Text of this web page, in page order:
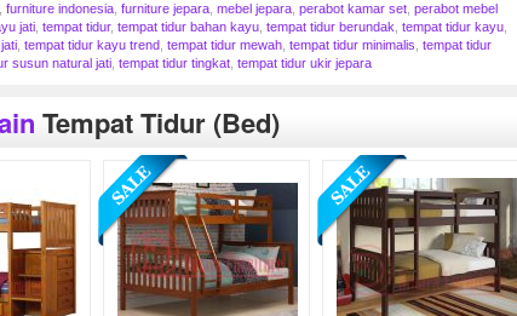
, furniture indonesia, furniture jepara, mebel jepara, perabot kamar set, perabot mebel
jati, tempat tidur, tempat tidur bahan kayu, tempat tidur berundak, tempat tidur kayu,
, tempat tidur kayu trend, tempat tidur mewah, tempat tidur minimalis, tempat tidur
susun natural jati, tempat tidur tingkat, tempat tidur ukir jepara
Tempat Tidur (bed)